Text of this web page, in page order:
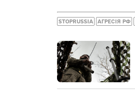
STOPRUSSIA АГРЕСІЯ РФ